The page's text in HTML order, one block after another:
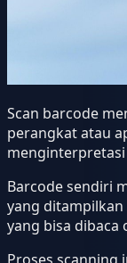
Scan barcode
perangkat atau
Barcode sendiri
yang
yang bisa dibaca